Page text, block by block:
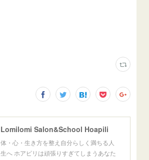
Lomilomi Salon&School Hoapili
体・心・生き方を整え自分らしく満ちる人
生へ ホアピリは頑張りすぎてしまうあなた